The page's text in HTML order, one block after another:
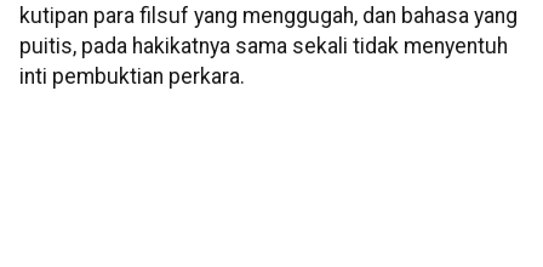
kutipan para filsuf yang menggugah, dan bahasa yang
puitis, pada hakikatnya sama sekali tidak menyentuh
inti pembuktian perkara.